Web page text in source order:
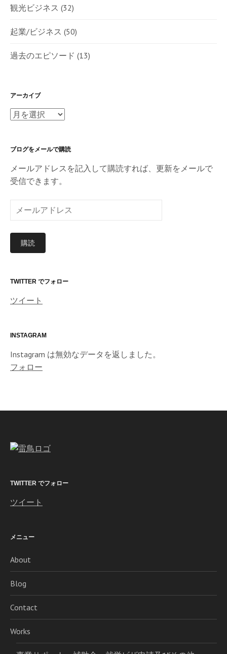
観光ビジネス (32)
起業/ビジネス (50)
過去のエピソード (13)
アーカイブ
ア
イ
ブ
ブログをメールで購読
メールアドレスを記入して購読すれば、更新をメールで
受信できます。
ー
ル
ド
ス
購読
TWITTER でフォロー
ツイート
INSTAGRAM
Instagram は無効なデータを返しました。
フォロー
TWITTER でフォロー
ツイート
メニュー
About
Blog
Contact
Works